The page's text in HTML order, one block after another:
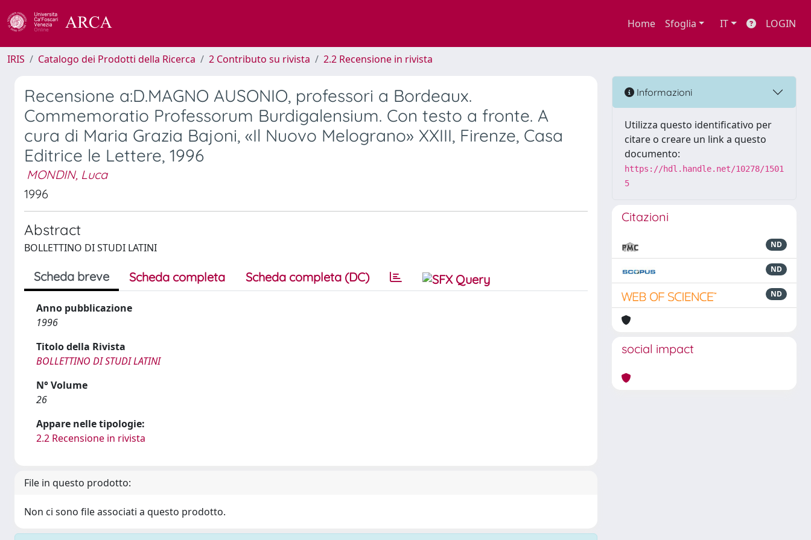
Home Sfoglia IT LOGIN
IRIS Catalogo dei Prodotti della Ricerca 2 Contributo su rivista 2.2 Recensione in rivista
Recensione a:D.MAGNO AUSONIO, professori a Bordeaux.
Commemoratio Professorum Burdigalensium. Con testo a fronte. A
cura di Maria Grazia Bajoni, «Il Nuovo Melograno» XXIII, Firenze, Casa
Editrice le Lettere, 1996
MONDIN, Luca
1996
Abstract
BOLLETTINO DI STUDI LATINI
Scheda breve Scheda completa Scheda completa (DC)
Anno pubblicazione
1996
Titolo della Rivista
BOLLETTINO DI STUDI LATINI
N° Volume
26
Appare nelle tipologie:
2.2 Recensione in rivista
File in questo prodotto:
Non ci sono file associati a questo prodotto.
Informazioni
Utilizza questo identificativo per
citare o creare un link a questo
documento:
https://hdl.handle.net/10278/1501
5
Citazioni
ND
ND
ND
social impact